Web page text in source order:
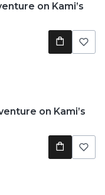
on Kami’s
on Kami’s